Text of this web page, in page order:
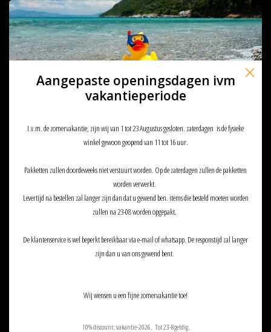
€34,95
€39,90
Source WXP 2L Storm Valve
€39,90
Source WXP 3L Storm Valve
Hydration System
€43,90
Aangepaste openingsdagen ivm
vakantieperiode
I.v.m. de zomervakantie, zijn wij van 1 tot 23 Augustus gesloten. zaterdagen is de fysieke
winkel gewoon geopend van 11 tot 16 uur.
Pakketten zullen doordeweeks niet verstuurt worden. Op de zaterdagen zullen de pakketten
worden verwerkt.
Levertijd na bestellen zal langer zijn dan dat u gewend ben. items die besteld moeten worden
zullen na 23-08 worden opgepakt.
De klantenservice is wel beperkt bereikbaar via e-mail of whatsapp. De responstijd zal langer
zijn dan u van ons gewend bent.
Wij wensen u een fijne zomervakantie toe!
10% discount: vakantie-2026. Tot 23-8geldig.